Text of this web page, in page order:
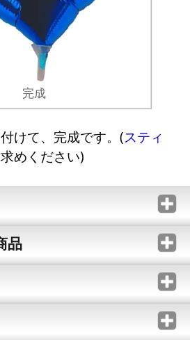
完成
けて、完成です。(スティ
めください)
品